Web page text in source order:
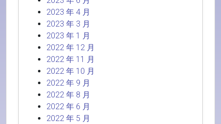
2023 年 4 月
2023 年 3 月
2023 年 1 月
2022 年 12 月
2022 年 11 月
2022 年 10 月
2022 年 9 月
2022 年 8 月
2022 年 6 月
2022 年 5 月